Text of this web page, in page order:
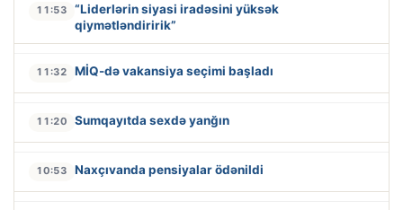
11:53
“Liderlərin siyasi iradəsini yüksək
qiymətləndiririk”
11:32 MİQ-də vakansiya seçimi başladı
11:20 Sumqayıtda sexdə yanğın
10:53 Naxçıvanda pensiyalar ödənildi